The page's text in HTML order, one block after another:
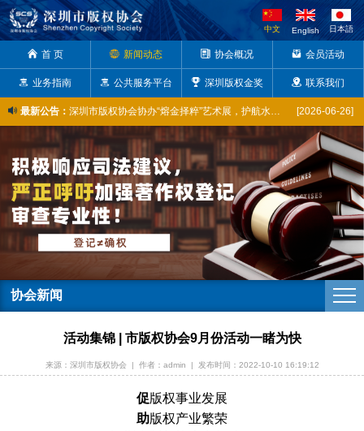
中文 English 日本語
首 页 新闻动态 协会概况 会员活动
业务指南 公共服务平台 深圳版权金奖 联系我们
最新公告： 深圳市版权协会协办“熔金择粹”艺术展，护航水贝珠宝原创设计京城亮相 [2026-06-26]
全球版权资讯本周动态（2026. 2. 28–3. 6） [2026-03-06]
喜报 | 我会常务副会长陈彦及5名会员单位代表成功入库广东省版权专家库省内专家 [2025-12-31]
市版权协会获评市级知识产权公共服务网点，以新身份助力版权产业创新 [2025-12-19]
市版权协会助推深圳六家企业亮相版博会广东省馆，展现版权风采 [2025-10-17]
陈彦常务副会长出席粤港澳大湾区音乐作品著作权交流合作会议——探讨音乐版权如何推动文体产业高质量发展 [2025-10-17]
大方“开麦”！深圳这群年轻人聚在一起只为…… [2025-10-11]
深圳市知识产权公共服务进园区系列活动在南山区智恒产业园成功举办 [2025-10-11]
深圳市盐田区成功举办2025年知识产权公共服务宣讲活动 [2025-09-26]
深圳市版权纠纷人民调解委员会换届聘任仪式暨调解员业务培训成功举办 [2025-09-12]
协会新闻
活动集锦 | 市版权协会9月份活动一睹为快
来源：深圳市版权协会 | 作者：admin | 发布时间：2022-10-10 16:19:12
促版权事业发展
助版权产业繁荣